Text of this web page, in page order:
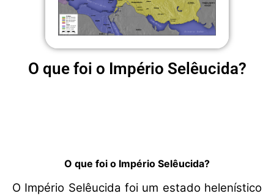
O que foi o Império Selêucida?
O que foi o Império Selêucida?
O Império Selêucida foi um estado helenístico